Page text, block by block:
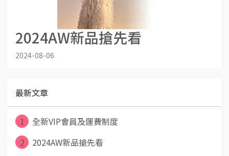
2024AW新品搶先看
2024-08-06
最新文章
1
全新VIP會員及運費制度
2
2024AW新品搶先看